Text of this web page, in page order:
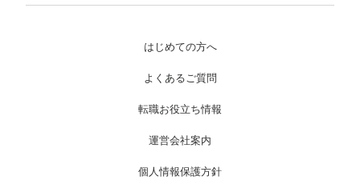
はじめての方へ
よくあるご質問
転職お役立ち情報
運営会社案内
個人情報保護方針